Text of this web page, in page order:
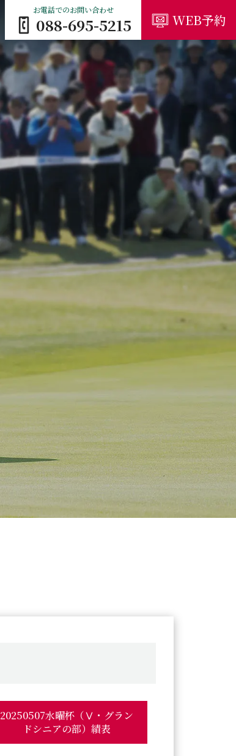
お電話でのお問い合わせ
088-695-5215 WEB予約
20250507水曜杯（Ⅴ・グラン
ドシニアの部）績表